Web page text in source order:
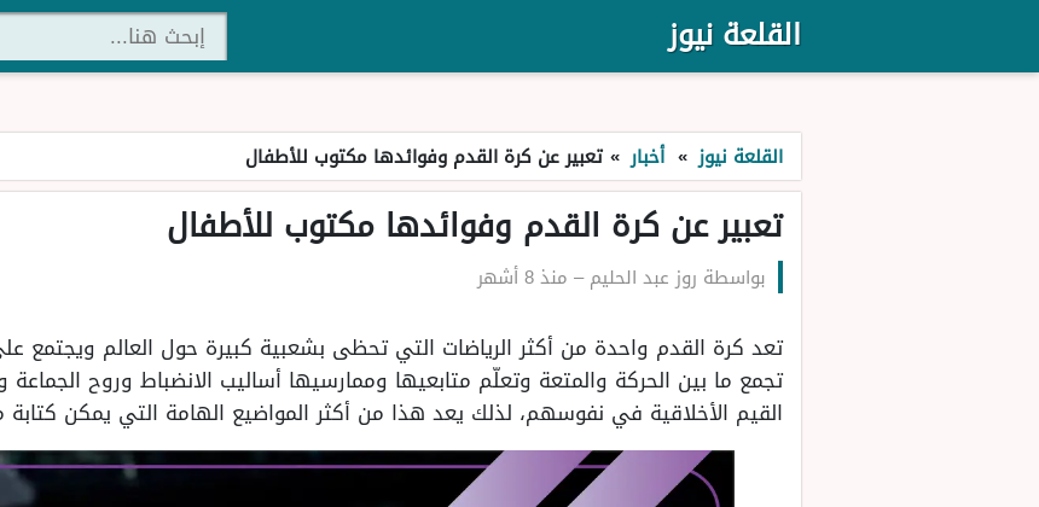
القلعة نيوز
القلعة نيوز » أخبار » تعبير عن كرة القدم وفوائدها مكتوب للأطفال
تعبير عن كرة القدم وفوائدها مكتوب للأطفال
بواسطة روز عبد الحليم– منذ 8 أشهر
تعد كرة القدم واحدة من أكثر الرياضات التي تحظى بشعبية كبيرة حول العالم ويجتمع
تجمع ما بين الحركة والمتعة وتعلّم متابعيها وممارسيها أساليب الانضباط وروح
القيم الأخلاقية في نفوسهم، لذلك يعد هذا من أكثر المواضيع الهامة التي يمكن كتابة